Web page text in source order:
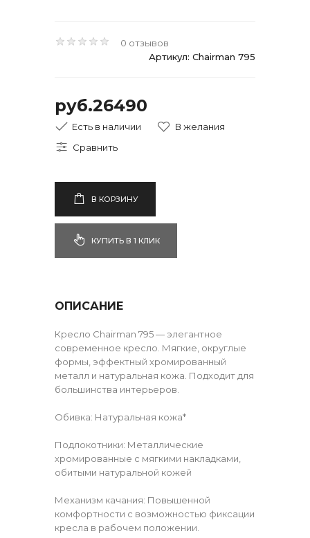
0 отзывов
Артикул: Chairman 795
руб.26490
Есть в наличии
В КОРЗИНУ
КУПИТЬ В 1 КЛИК
ОПИСАНИЕ
Кресло Chairman 795 — элегантное
современное кресло. Мягкие, округлые
формы, эффектный хромированный
металл и натуральная кожа. Подходит для
большинства интерьеров.
Обивка: Натуральная кожа*
Подлокотники: Металлические
хромированные с мягкими накладками,
обитыми натуральной кожей
Механизм качания: Повышенной
комфортности с возможностью фиксации
кресла в рабочем положении.